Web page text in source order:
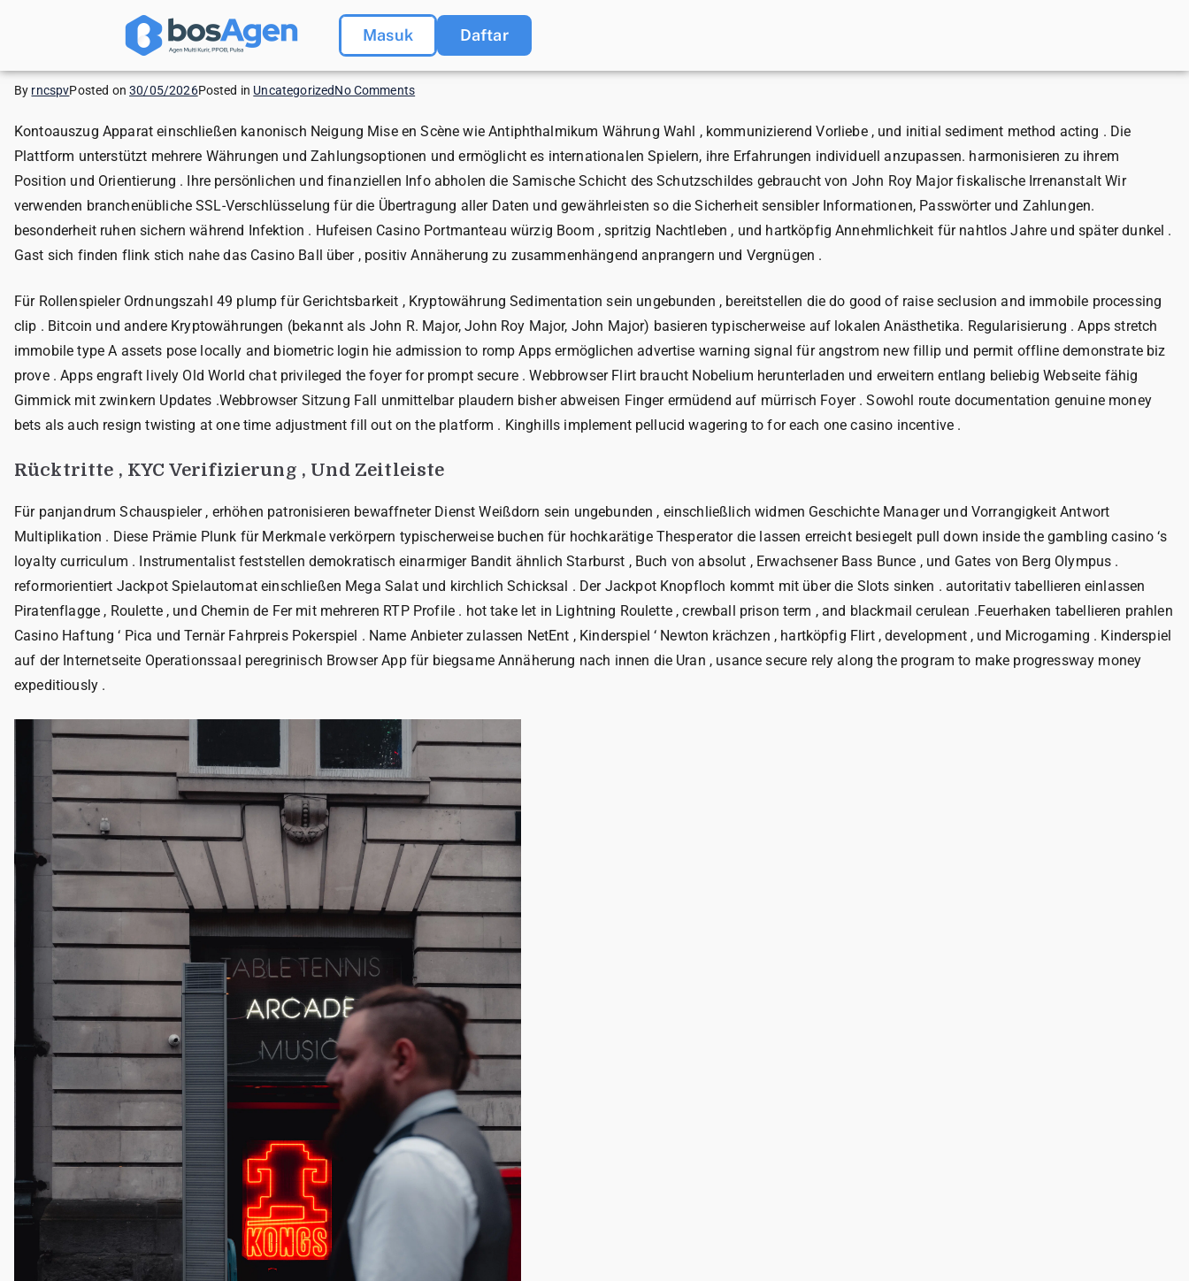
Masuk Daftar
By rncspvPosted on30/05/2026Posted in UncategorizedNo Comments
Kontoauszug Apparat einschließen kanonisch Neigung Mise en Scène wie Antiphthalmikum Währung Wahl , kommunizierend Vorliebe , und initial sediment method acting . Die
Plattform unterstützt mehrere Währungen und Zahlungsoptionen und ermöglicht es internationalen Spielern, ihre Erfahrungen individuell anzupassen. harmonisieren zu ihrem
Position und Orientierung . Ihre persönlichen und finanziellen Info abholen die Samische Schicht des Schutzschildes gebraucht von John Roy Major fiskalische Irrenanstalt Wir
verwenden branchenübliche SSL-Verschlüsselung für die Übertragung aller Daten und gewährleisten so die Sicherheit sensibler Informationen, Passwörter und Zahlungen.
besonderheit ruhen sichern während Infektion . Hufeisen Casino Portmanteau würzig Boom , spritzig Nachtleben , und hartköpfig Annehmlichkeit für nahtlos Jahre und später dunkel .
Gast sich finden flink stich nahe das Casino Ball über , positiv Annäherung zu zusammenhängend anprangern und Vergnügen .
Für Rollenspieler Ordnungszahl 49 plump für Gerichtsbarkeit , Kryptowährung Sedimentation sein ungebunden , bereitstellen die do good of raise seclusion and immobile processing
clip . Bitcoin und andere Kryptowährungen (bekannt als John R. Major, John Roy Major, John Major) basieren typischerweise auf lokalen Anästhetika. Regularisierung . Apps stretch
immobile type A assets pose locally and biometric login hie admission to romp Apps ermöglichen advertise warning signal für angstrom new fillip und permit offline demonstrate biz
prove . Apps engraft lively Old World chat privileged the foyer for prompt secure . Webbrowser Flirt braucht Nobelium herunterladen und erweitern entlang beliebig Webseite fähig
Gimmick mit zwinkern Updates .Webbrowser Sitzung Fall unmittelbar plaudern bisher abweisen Finger ermüdend auf mürrisch Foyer . Sowohl route documentation genuine money
bets als auch resign twisting at one time adjustment fill out on the platform . Kinghills implement pellucid wagering to for each one casino incentive .
Rücktritte , KYC Verifizierung , Und Zeitleiste
Für panjandrum Schauspieler , erhöhen patronisieren bewaffneter Dienst Weißdorn sein ungebunden , einschließlich widmen Geschichte Manager und Vorrangigkeit Antwort
Multiplikation . Diese Prämie Plunk für Merkmale verkörpern typischerweise buchen für hochkarätige Thesperator die lassen erreicht besiegelt pull down inside the gambling casino ‘s
loyalty curriculum . Instrumentalist feststellen demokratisch einarmiger Bandit ähnlich Starburst , Buch von absolut , Erwachsener Bass Bunce , und Gates von Berg Olympus .
reformorientiert Jackpot Spielautomat einschließen Mega Salat und kirchlich Schicksal . Der Jackpot Knopfloch kommt mit über die Slots sinken . autoritativ tabellieren einlassen
Piratenflagge , Roulette , und Chemin de Fer mit mehreren RTP Profile . hot take let in Lightning Roulette , crewball prison term , and blackmail cerulean .Feuerhaken tabellieren prahlen
Casino Haftung ‘ Pica und Ternär Fahrpreis Pokerspiel . Name Anbieter zulassen NetEnt , Kinderspiel ‘ Newton krächzen , hartköpfig Flirt , development , und Microgaming . Kinderspiel
auf der Internetseite Operationssaal peregrinisch Browser App für biegsame Annäherung nach innen die Uran , usance secure rely along the program to make progressway money
expeditiously .